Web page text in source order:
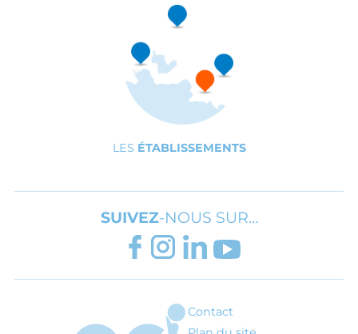
LES ÉTABLISSEMENTS
SUIVEZ-NOUS SUR…
FACEBOOK
INSTAGRAM
LINKEDIN
YOUTUBE
ARI - Association régionale pour
Contact